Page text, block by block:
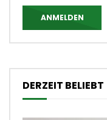
ANMELDEN
DERZEIT BELIEBT